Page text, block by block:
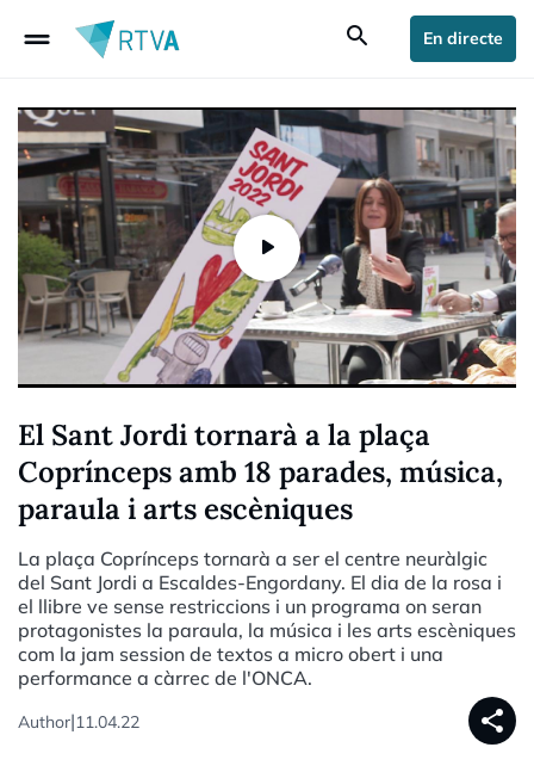
drag_handle search En directe
El Sant Jordi tornarà a la plaça
Coprínceps amb 18 parades, música,
paraula i arts escèniques
La plaça Coprínceps tornarà a ser el centre neuràlgic
del Sant Jordi a Escaldes-Engordany. El dia de la rosa i
el llibre ve sense restriccions i un programa on seran
protagonistes la paraula, la música i les arts escèniques
com la jam session de textos a micro obert i una
performance a càrrec de l'ONCA.
Author|11.04.22 share